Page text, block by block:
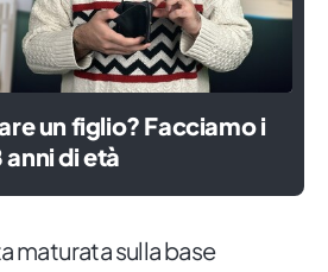
un figlio? Facciamo i
anni di età
maturata sulla base